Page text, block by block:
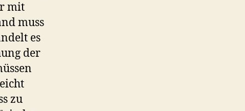
mit
muss
es
der
zu